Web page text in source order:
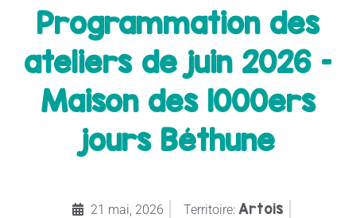
Programmation des
ateliers de juin 2026 –
Maison des 1000ers
jours Béthune
21 mai, 2026 Territoire: Artois